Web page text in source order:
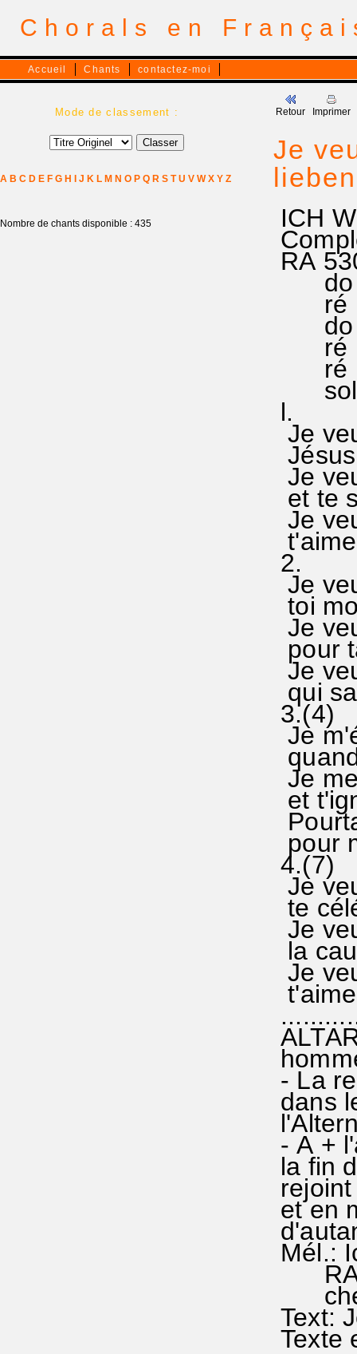
Chorals en
Accueil Chants contactez-moi
Mode de classement :
A B C D E F G H J K L M N O P Q R S T U V W X Y Z
Nombre de chants disponible : 435
Retour Imprimer
Je
ICH
RA
do
ré
do
ré
ré ré
sol
l.
Je
Je
et te
Je
2.
Je
toi
Je
pour
Je
qui
3.(4)
Je
Je
et
pour
4.(7)
Je
te
Je
la
Je
- La
dans
- A +
la fin
et en
Mél.:
RAs
chez
Text:
Texte